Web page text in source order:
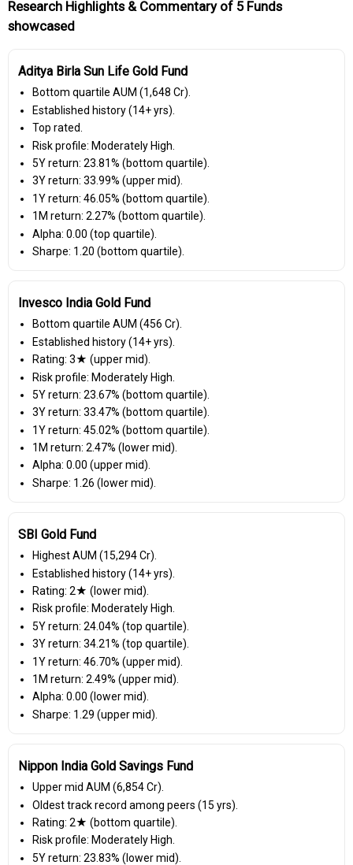
Research Highlights & Commentary of 5 Funds
showcased
Aditya Birla Sun Life Gold Fund
Bottom quartile AUM (₹1,648 Cr).
Established history (14+ yrs).
Top rated.
Risk profile: Moderately High.
5Y return: 23.81% (bottom quartile).
3Y return: 33.99% (upper mid).
1Y return: 46.05% (bottom quartile).
1M return: 2.27% (bottom quartile).
Alpha: 0.00 (top quartile).
Sharpe: 1.20 (bottom quartile).
Invesco India Gold Fund
Bottom quartile AUM (₹456 Cr).
Established history (14+ yrs).
Rating: 3★ (upper mid).
Risk profile: Moderately High.
5Y return: 23.67% (bottom quartile).
3Y return: 33.47% (bottom quartile).
1Y return: 45.02% (bottom quartile).
1M return: 2.47% (lower mid).
Alpha: 0.00 (upper mid).
Sharpe: 1.26 (lower mid).
SBI Gold Fund
Highest AUM (₹15,294 Cr).
Established history (14+ yrs).
Rating: 2★ (lower mid).
Risk profile: Moderately High.
5Y return: 24.04% (top quartile).
3Y return: 34.21% (top quartile).
1Y return: 46.70% (upper mid).
1M return: 2.49% (upper mid).
Alpha: 0.00 (lower mid).
Sharpe: 1.29 (upper mid).
Nippon India Gold Savings Fund
Upper mid AUM (₹6,854 Cr).
Oldest track record among peers (15 yrs).
Rating: 2★ (bottom quartile).
Risk profile: Moderately High.
5Y return: 23.83% (lower mid).